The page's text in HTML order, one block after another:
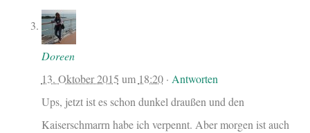
Doreen
13. Oktober 2015 um 18:20· Antworten
Ups, jetzt ist es schon dunkel draußen und den
Kaiserschmarrn habe ich verpennt. Aber morgen ist auch